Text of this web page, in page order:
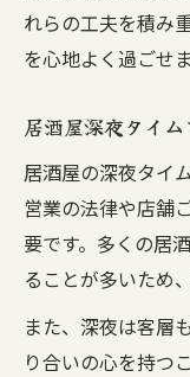
れらの工夫を積み
を心地よく過ごせま
居酒屋深夜タイ
居酒屋の深夜タイ
営業の法律や店舗
要です。多くの居
ることが多いため
また、深夜は客層
り合いの心を持つ